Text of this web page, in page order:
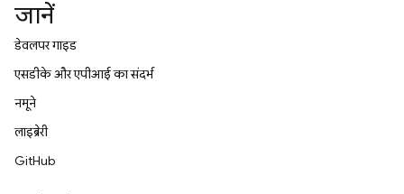
जानें
डेवलपर गाइड
एसडीके और एपीआई का संदर्भ
नमूने
लाइब्रेरी
GitHub